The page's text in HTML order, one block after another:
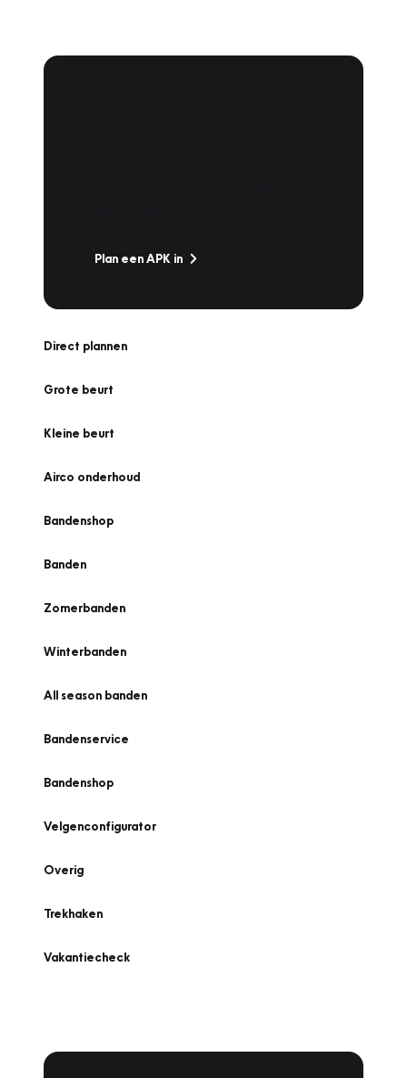
Plan een APK in
Direct plannen
Grote beurt
Kleine beurt
Airco onderhoud
Bandenshop
Banden
Zomerbanden
Winterbanden
All season banden
Bandenservice
Bandenshop
Velgenconfigurator
Overig
Trekhaken
Vakantiecheck